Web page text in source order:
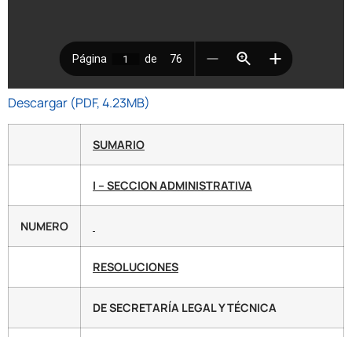
Descargar (PDF, 4.23MB)
SUMARIO
I – SECCION ADMINISTRATIVA
NUMERO
RESOLUCIONES
DE SECRETARÍA LEGAL Y TÉCNICA